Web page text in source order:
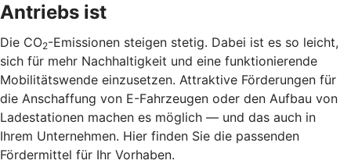
Antriebs ist
Die CO2-Emissionen steigen stetig. Dabei ist es so leicht,
sich für mehr Nachhaltigkeit und eine funktionierende
Mobilitätswende einzusetzen. Attraktive Förderungen für
die Anschaffung von E-Fahrzeugen oder den Aufbau von
Ladestationen machen es möglich — und das auch in
Ihrem Unternehmen. Hier finden Sie die passenden
Fördermittel für Ihr Vorhaben.